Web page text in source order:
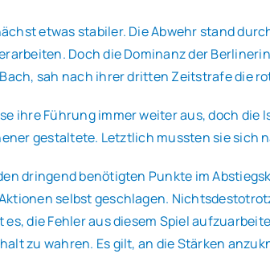
etwas stabiler. Die Abwehr stand
Doch die Dominanz der
sah nach ihrer dritten Zeitstrafe die
ihre Führung immer weiter aus, doch
gestaltete. Letztlich mussten sie
dringend benötigten Punkte im
selbst geschlagen.
die Fehler aus diesem Spiel
zu wahren. Es gilt, an die Stärken